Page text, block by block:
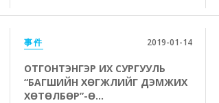
事件 2019-01-14
ОТГОНТЭНГЭР ИХ СУРГУУЛЬ
“БАГШИЙН ХӨГЖЛИЙГ ДЭМЖИХ
ХӨТӨЛБӨР”-Ө...